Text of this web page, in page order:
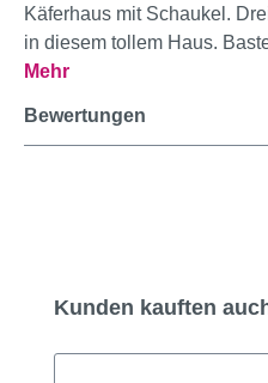
Käferhaus mit Schaukel.
in diesem tollem Haus.
Mehr
Bewertungen
Produktgalerie
Kunden kauften